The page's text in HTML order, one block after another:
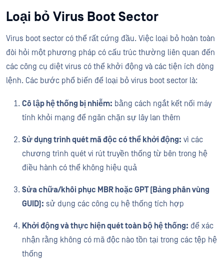
Loại bỏ Virus Boot Sector
Virus boot sector có thể rất cứng đầu. Việc loại bỏ hoàn toàn
đòi hỏi một phương pháp có cấu trúc thường liên quan đến
các công cụ diệt virus có thể khởi động và các tiện ích dòng
lệnh. Các bước phổ biến để loại bỏ virus boot sector là:
Cô lập hệ thống bị nhiễm: bằng cách ngắt kết nối máy
tính khỏi mạng để ngăn chặn sự lây lan thêm
Sử dụng trình quét mã độc có thể khởi động: vì các
chương trình quét vi rút truyền thống từ bên trong hệ
điều hành có thể không hiệu quả
Sửa chữa/khôi phục MBR hoặc GPT (Bảng phân vùng
GUID): sử dụng các công cụ hệ thống tích hợp
Khởi động và thực hiện quét toàn bộ hệ thống: để xác
nhận rằng không có mã độc nào tồn tại trong các tệp hệ
thống